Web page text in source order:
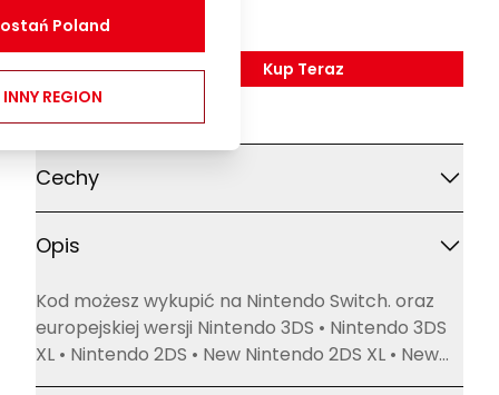
120,00 zł
Kup Teraz
,Nintendo EShop Card
Dodatkowe szczegóły
Cechy
Opis
Opis
Kod możesz wykupić na Nintendo Switch. oraz
europejskiej wersji Nintendo 3DS • Nintendo 3DS
XL • Nintendo 2DS • New Nintendo 2DS XL • New
Nintendo 3DS • New Nintendo 3DS XL lub Wii U
Poland
REGION